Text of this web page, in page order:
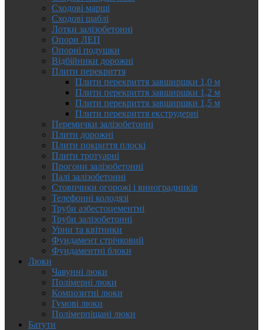
Сходові марші
Сходові щаблі
Лотки залізобетонні
Опори ЛЕП
Опорні подушки
Відбійники дорожні
Плити перекриття
Плити перекриття завширшки 1,0 м
Плити перекриття завширшки 1,2 м
Плити перекриття завширшки 1,5 м
Плити перекриття екструдерні
Перемички залізобетонні
Плити дорожні
Плити покриття плоскі
Плити тротуарні
Прогони залізобетонні
Палі залізобетонні
Стовпчики огорожі і виноградників
Телефонні колодязі
Труби азбестоцементні
Труби залізобетонні
Урни та квітники
Фундамент стрічковий
Фундаментні блоки
Люки
Чавунні люки
Полімерні люки
Композитні люки
Гумові люки
Полімерпіщані люки
Батути